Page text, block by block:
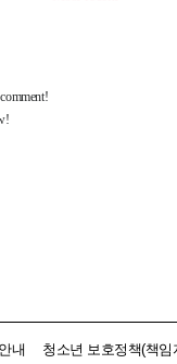
내 청소년 보호정책(책임